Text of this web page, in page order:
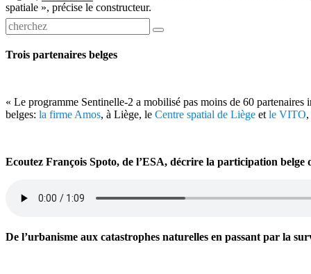
spatiale », précise le constructeur.
Trois partenaires belges
« Le programme Sentinelle-2 a mobilisé pas moins de 60
belges: la firme Amos, à Liège, le Centre spatial de Liège et le VITO
Ecoutez François Spoto, de l’ESA, décrire la participation belge
De l’urbanisme aux catastrophes naturelles en passant par la